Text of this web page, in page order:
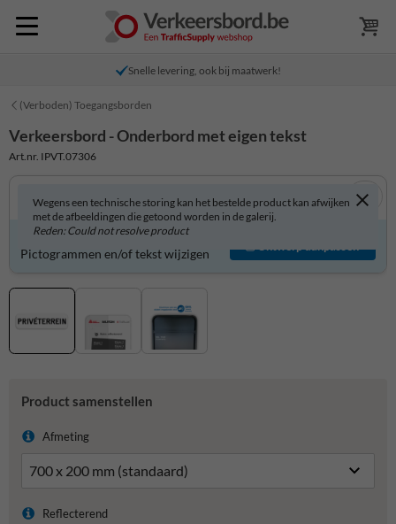
Snelle levering, ook bij maatwerk!
(Verboden) Toegangsborden
Verkeersbord - Onderbord met eigen tekst
Art.nr. IPVT.07306
Wegens een technische storing kan het bestelde product kan afwijken
met de afbeeldingen die getoond worden in de galerij.
Reden: Could not resolve product
Verkeersbord zelf aanpassen?
Pictogrammen en/of tekst wijzigen
Ontwerp aanpassen
Product samenstellen
Afmeting
Reflecterend